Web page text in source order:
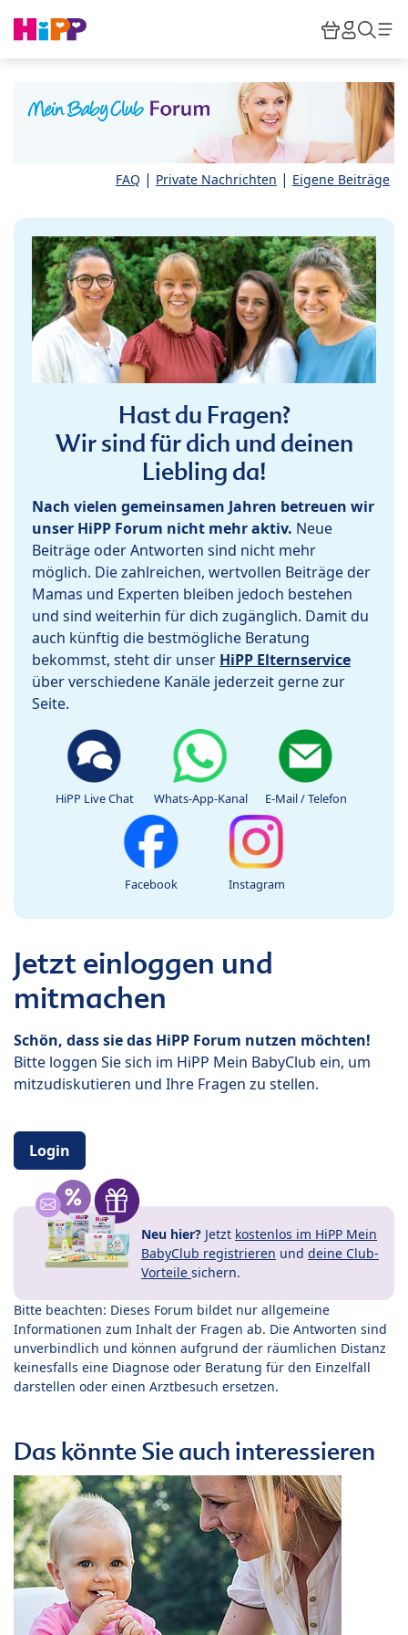
HiPP
FAQ | Private Nachrichten | Eigene Beiträge
Hast du Fragen?
Wir sind für dich und deinen
Liebling da!
Nach vielen gemeinsamen Jahren betreuen wir
unser HiPP Forum nicht mehr aktiv. Neue
Beiträge oder Antworten sind nicht mehr
möglich. Die zahlreichen, wertvollen Beiträge der
Mamas und Experten bleiben jedoch bestehen
und sind weiterhin für dich zugänglich. Damit du
auch künftig die bestmögliche Beratung
bekommst, steht dir unser HiPP Elternservice
über verschiedene Kanäle jederzeit gerne zur
Seite.
HiPP Live Chat Whats-App-Kanal E-Mail / Telefon
Facebook Instagram
Jetzt einloggen und
mitmachen
Schön, dass sie das HiPP Forum nutzen möchten!
Bitte loggen Sie sich im HiPP Mein BabyClub ein, um
mitzudiskutieren und Ihre Fragen zu stellen.
Login
Neu hier? Jetzt kostenlos im HiPP Mein
BabyClub registrieren und deine Club-
Vorteile sichern.
Bitte beachten: Dieses Forum bildet nur allgemeine
Informationen zum Inhalt der Fragen ab. Die Antworten sind
unverbindlich und können aufgrund der räumlichen Distanz
keinesfalls eine Diagnose oder Beratung für den Einzelfall
darstellen oder einen Arztbesuch ersetzen.
Das könnte Sie auch interessieren